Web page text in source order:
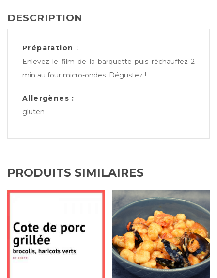
DESCRIPTION
Préparation :
Enlevez le film de la barquette puis réchauffez 2
min au four micro-ondes. Dégustez !
Allergènes :
gluten
PRODUITS SIMILAIRES